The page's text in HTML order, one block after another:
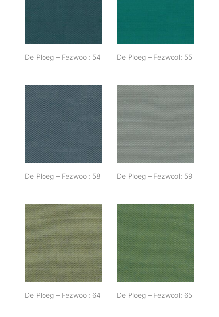
De Ploeg – Fezwool: 54 De Ploeg – Fezwool: 55
De Ploeg –
Fezwool: 58
De Ploeg – Fezwool: 58
De Ploeg –
Fezwool: 59
De Ploeg – Fezwool: 59
De Ploeg –
Fezwool: 64
De Ploeg – Fezwool: 64
De Ploeg –
Fezwool: 65
De Ploeg – Fezwool: 65